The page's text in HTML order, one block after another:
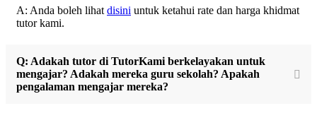
A: Anda boleh lihat disini untuk ketahui rate dan harga khidmat
tutor kami.
Q: Adakah tutor di TutorKami berkelayakan untuk
mengajar? Adakah mereka guru sekolah? Apakah
pengalaman mengajar mereka?